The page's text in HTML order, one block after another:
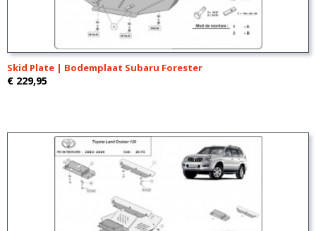
Skid Plate | Bodemplaat Subaru Forester
€ 229,95